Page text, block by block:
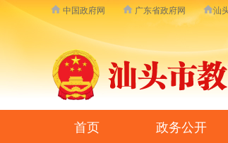
中国政府网 广东省政府网 汕
首页 政务公开